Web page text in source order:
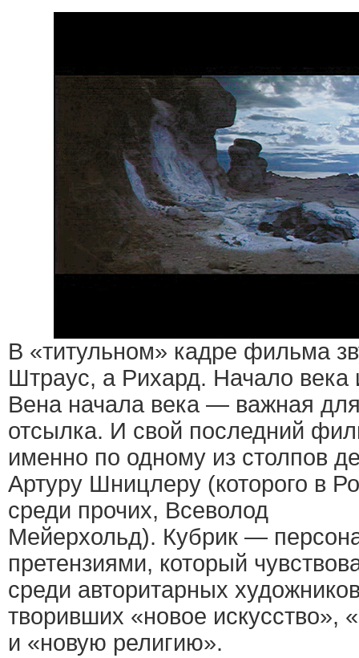
В «титульном» кадре фильма
Штраус, а Рихард. Начало века
Вена начала века — важная
отсылка. И свой последний
именно по одному из столпов
Артуру Шницлеру (которого в
среди прочих, Всеволод
Мейерхольд). Кубрик —
претензиями, который
среди авторитарных
творивших «новое
и «новую религию».